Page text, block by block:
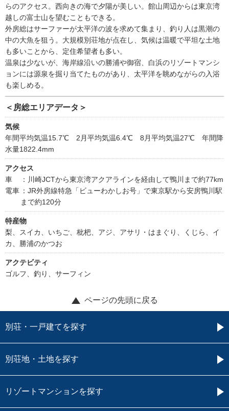
らのアクセス。西向きの海で夕陽が美しい。館山周辺からは東京湾
越しの富士山を望むこともできる。
外房総はサーファーが太平洋の波を求めて集まり、釣り人は黒潮の
中の大魚を狙う。大規模別荘地が点在し、気候は温暖で平坦な土地
も多いことから、定住希望者も多い。
温泉は少ないが、海岸線沿いの勝浦や御宿、白浜のリゾートマンシ
ョンには源泉を掘り当てたものがあり、太平洋を眺めながらの入浴
も楽しめる。
＜房総エリアデータ＞
気候
年間平均気温15.7℃ 2月平均気温6.4℃ 8月平均気温27℃ 年間降
水量1822.4mm
アクセス
車
：川崎JCTから東京湾アクアラインを経由して鴨川まで約77km
電車 ：JR外房線特急「ビューわかしお号」で東京駅から安房鴨川駅
まで約120分
特産物
梨、スイカ、いちご、枇杷、アジ、アサリ・はまぐり、くじら、イ
カ、勝浦のかつお
アクテビティ
ゴルフ、釣り、サーフィン
ページの先頭に戻る
別荘・一戸建てを探す
別荘地・土地を探す
リゾートマンションを探す